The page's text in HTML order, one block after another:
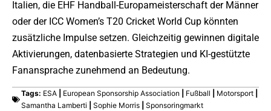
Italien, die EHF Handball-Europameisterschaft der Männer
oder der ICC Women’s T20 Cricket World Cup könnten
zusätzliche Impulse setzen. Gleichzeitig gewinnen digitale
Aktivierungen, datenbasierte Strategien und KI-gestützte
Fanansprache zunehmend an Bedeutung.
Tags: ESA European Sponsorship Association Fußball Motorsport
Samantha Lamberti
Sophie Morris Sponsoringmarkt